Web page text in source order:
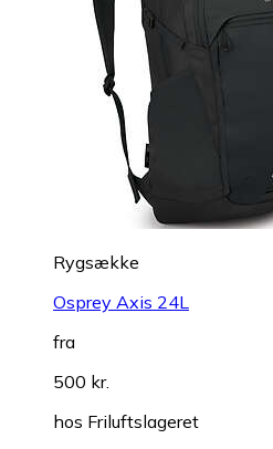
Rygsække
Osprey Axis 24L
fra
500 kr.
hos Friluftslageret